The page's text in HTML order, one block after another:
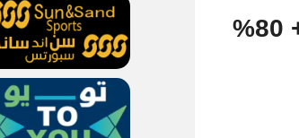
طريقة الطلب من ترينديول بشكل مفصل مع بعض النصائح + 80%